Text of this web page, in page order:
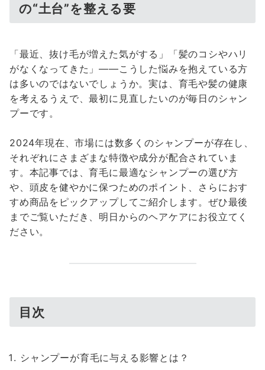
の“土台”を整える要
「最近、抜け毛が増えた気がする」「髪のコシやハリ
がなくなってきた」――こうした悩みを抱えている方
は多いのではないでしょうか。実は、育毛や髪の健康
を考えるうえで、最初に見直したいのが毎日のシャン
プーです。
2024年現在、市場には数多くのシャンプーが存在し、
それぞれにさまざまな特徴や成分が配合されていま
す。本記事では、育毛に最適なシャンプーの選び方
や、頭皮を健やかに保つためのポイント、さらにおす
すめ商品をピックアップしてご紹介します。ぜひ最後
までご覧いただき、明日からのヘアケアにお役立てく
ださい。
目次
シャンプーが育毛に与える影響とは？